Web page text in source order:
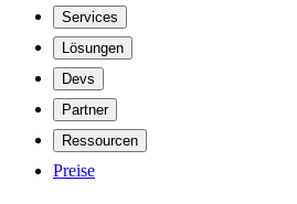
Services
Lösungen
Devs
Partner
Ressourcen
Preise